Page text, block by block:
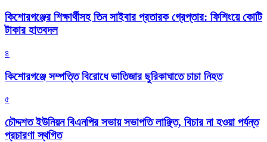
কিশোরগঞ্জের শিক্ষার্থীসহ তিন সাইবার প্রতারক গ্রেপ্তার: ফিশিংয়ে কোটি
টাকার হাতবদল
৪
কিশোরগঞ্জে সম্পত্তি বিরোধে ভাতিজার ছুরিকাঘাতে চাচা নিহত
৫
চৌদ্দশত ইউনিয়ন বিএনপির সভায় সভাপতি লাঞ্ছিত, বিচার না হওয়া পর্যন্ত
প্রচারণা স্থগিত